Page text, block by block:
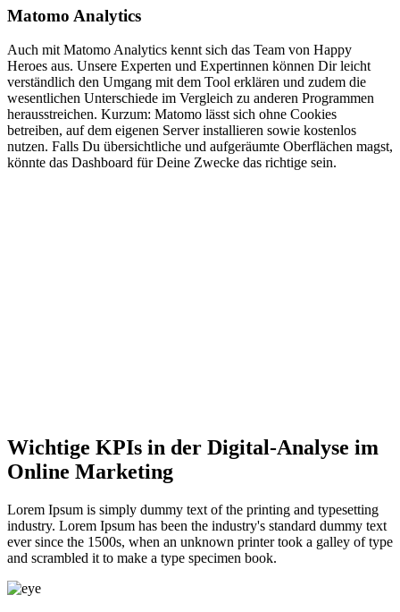
Matomo Analytics
Auch mit Matomo Analytics kennt sich das Team von Happy
Heroes aus. Unsere Experten und Expertinnen können Dir leicht
verständlich den Umgang mit dem Tool erklären und zudem die
wesentlichen Unterschiede im Vergleich zu anderen Programmen
herausstreichen. Kurzum: Matomo lässt sich ohne Cookies
betreiben, auf dem eigenen Server installieren sowie kostenlos
nutzen. Falls Du übersichtliche und aufgeräumte Oberflächen magst,
könnte das Dashboard für Deine Zwecke das richtige sein.
Wichtige KPIs in der Digital-Analyse im
Online Marketing
Lorem Ipsum is simply dummy text of the printing and typesetting
industry. Lorem Ipsum has been the industry's standard dummy text
ever since the 1500s, when an unknown printer took a galley of type
and scrambled it to make a type specimen book.